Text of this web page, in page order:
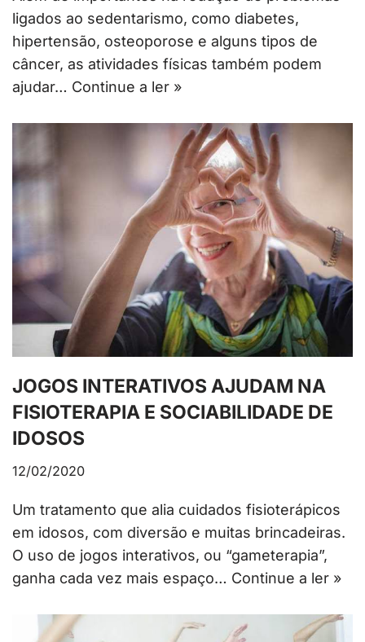
ligados ao sedentarismo, como diabetes,
hipertensão, osteoporose e alguns tipos de
câncer, as atividades físicas também podem
ajudar… Continue a ler »
JOGOS INTERATIVOS AJUDAM NA
FISIOTERAPIA E SOCIABILIDADE DE
IDOSOS
12/02/2020
Um tratamento que alia cuidados fisioterápicos
em idosos, com diversão e muitas brincadeiras.
O uso de jogos interativos, ou “gameterapia”,
ganha cada vez mais espaço… Continue a ler »